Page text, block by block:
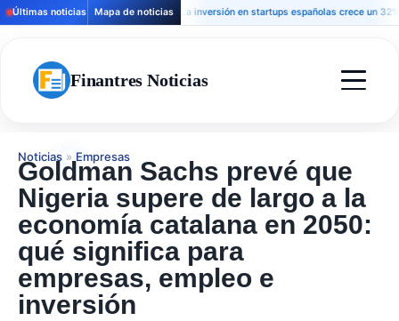
Últimas noticias Mapa de noticiasLa inversión en startups españolas crece un 32% y la
Finantres Noticias
Noticias » Empresas
Goldman Sachs prevé que
Nigeria supere de largo a la
economía catalana en 2050:
qué significa para
empresas, empleo e
inversión